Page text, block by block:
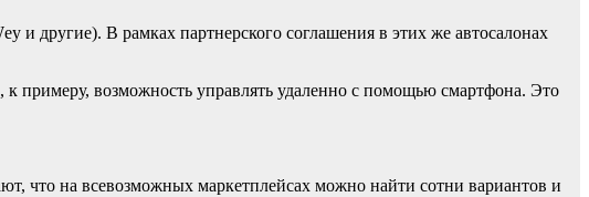
и другие). В рамках партнерского соглашения в этих же автосалонах
примеру, возможность управлять удаленно с помощью смартфона. Это
что на всевозможных маркетплейсах можно найти сотни вариантов и